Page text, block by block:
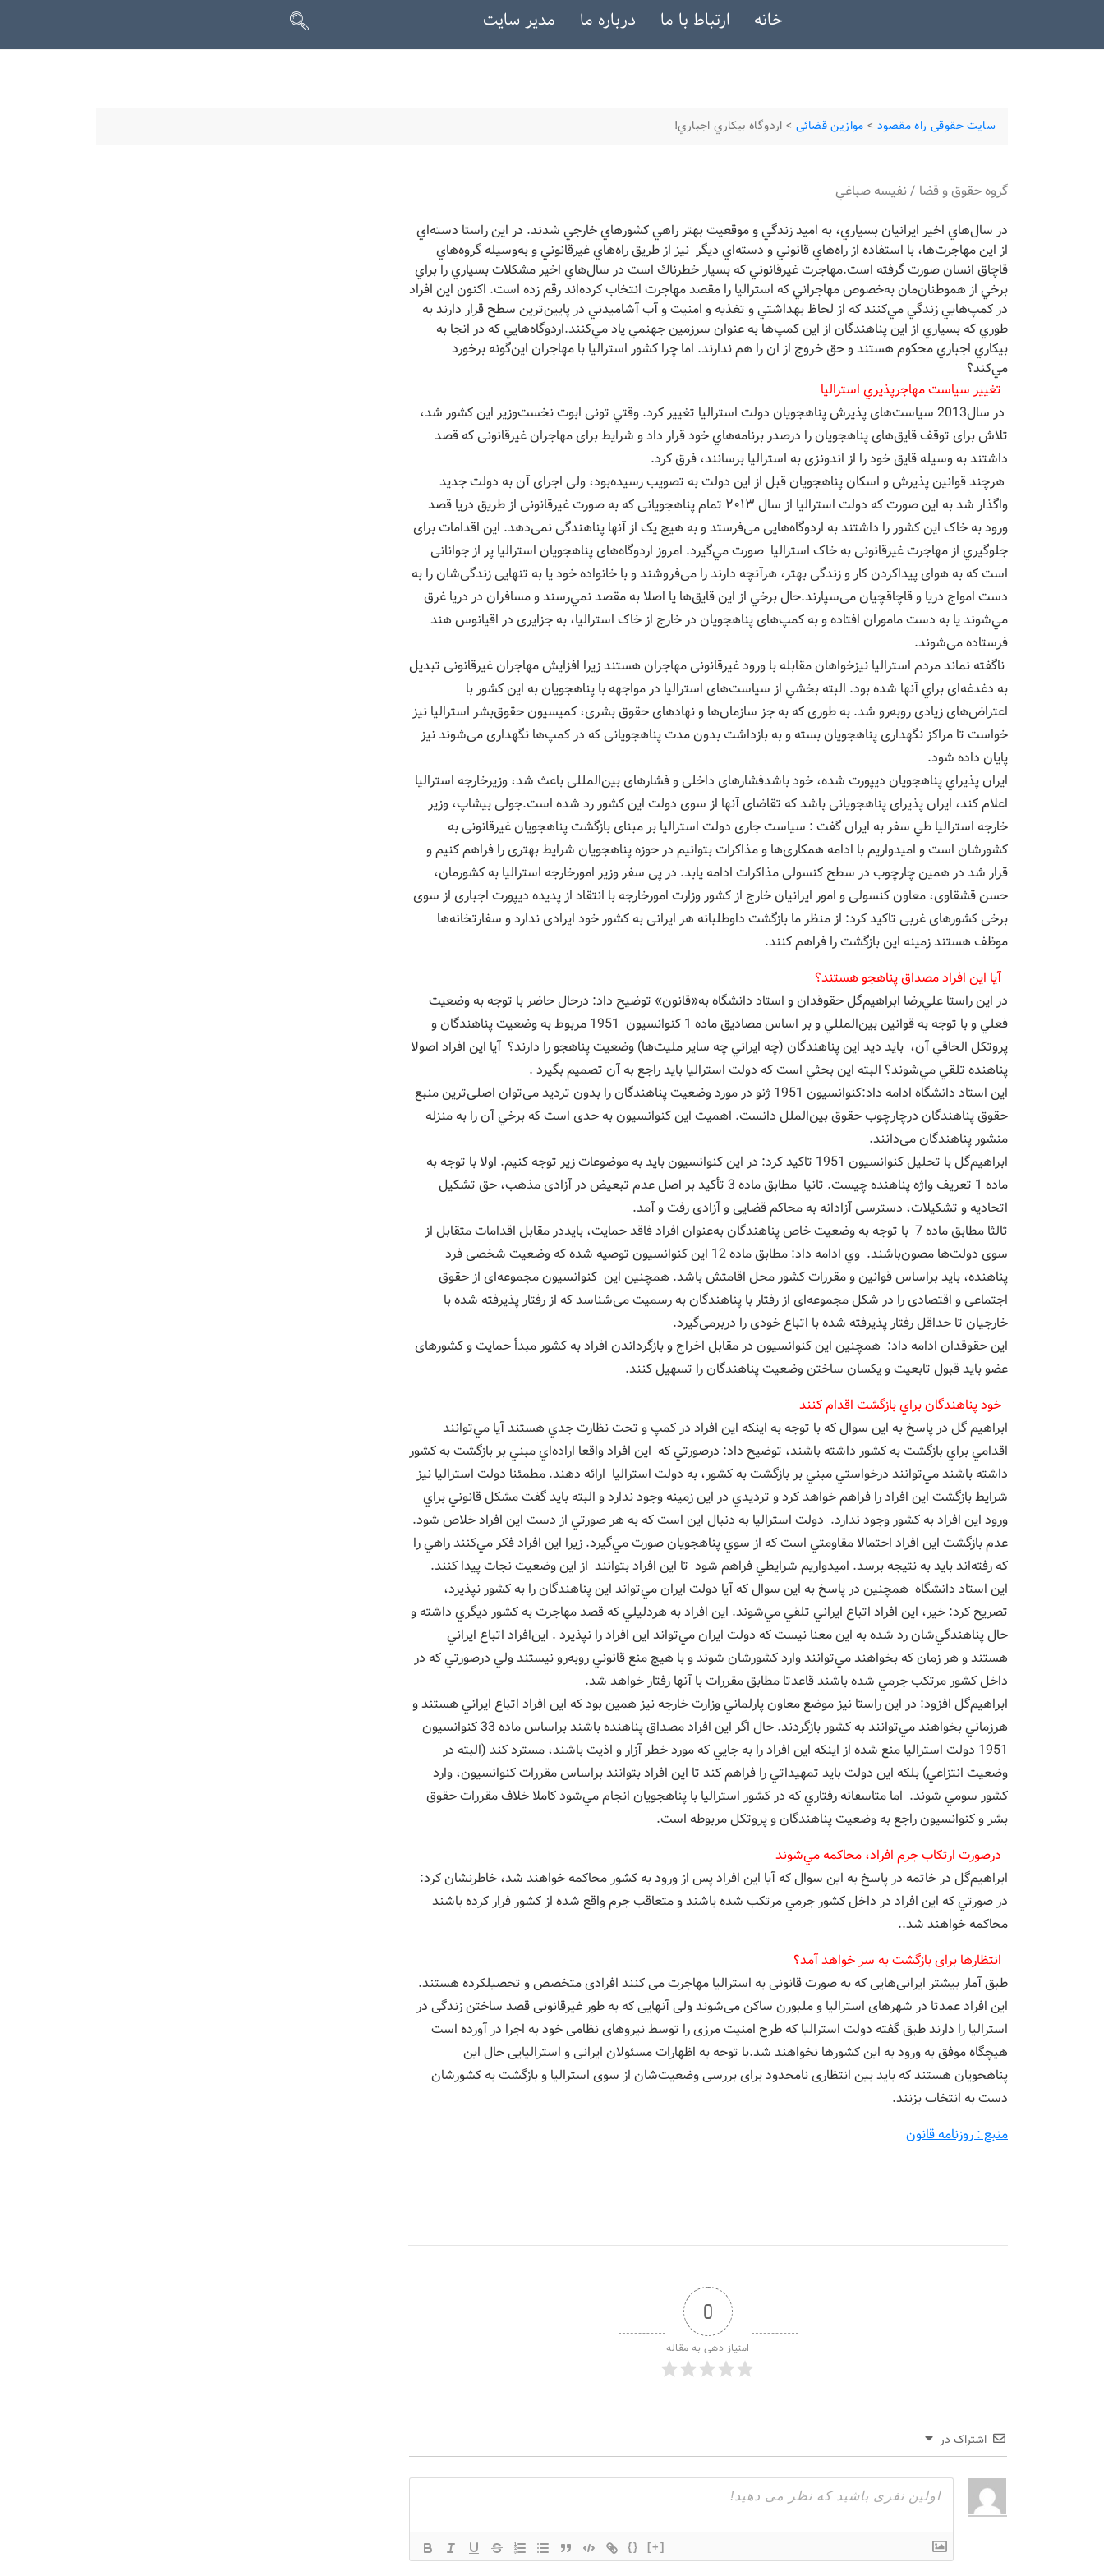
خانه ارتباط با ما درباره ما مدیر سایت
سایت حقوقی راه مقصود > موازین قضائی > اردوگاه بيكاري اجباري!
گروه حقوق و قضا / نفيسه صباغي
در سال‌هاي اخير ايرانيان بسياري، به اميد زندگي و موقعيت بهتر راهي كشورهاي خارجي شدند. در اين راستا دسته‌اي
از اين مهاجرت‌ها، با استفاده از راه‌هاي قانوني و دسته‌اي ديگر نيز از طريق راه‌هاي غيرقانوني و به‌وسيله گروه‌هاي
قاچاق انسان صورت گرفته است.مهاجرت غيرقانوني كه بسيار خطرناك است در سال‌هاي اخير مشكلات بسياري را براي
برخي از هموطنان‌مان به‌خصوص مهاجراني كه استراليا را مقصد مهاجرت انتخاب كرده‌اند رقم زده است. اكنون اين افراد
در كمپ‌هايي زندگي مي‌كنند كه از لحاظ بهداشتي و تغذيه و امنيت و آب آشاميدني در پايين‌ترين سطح قرار دارند به
طوري كه بسياري از اين پناهندگان از اين كمپ‌ها به عنوان سرزمين جهنمي‌ ياد مي‌كنند.اردوگاه‌هايي كه در انجا به
بيكاري اجباري محكوم هستند و حق خروج از ان را هم ندارند. اما چرا كشور استراليا با مهاجران اين‌گونه برخورد
مي‌كند؟
تغيير سياست مهاجر‌پذيري استراليا
در سال2013 سیاست‌های پذیرش پناهجویان دولت استرالیا تغيير كرد. وقتي تونی ابوت نخست‌وزیر این کشور شد،
تلاش برای توقف قایق‌های پناهجویان را درصدر برنامه‌هاي خود قرار داد و شرایط برای مهاجران غیرقانونی که قصد
داشتند به وسیله قایق خود را از اندونزی به استرالیا برسانند، فرق کرد.
هرچند قوانین پذیرش و اسکان پناهجویان قبل از این دولت به تصویب رسیده‌بود، ولی اجرای آن به دولت جديد
واگذار شد به این صورت که دولت استرالیا از سال ۲۰۱۳ تمام پناهجویانی که به صورت غیرقانونی از طریق دریا قصد
ورود به خاک این کشور را داشتند به اردوگاه‌هایی می‌فرستد و به هیچ یک از آنها پناهندگی نمی‌دهد. این اقدامات برای
جلوگيري از مهاجرت غیرقانونی به خاک استرالیا صورت مي‌گيرد. امروز اردوگاه‌های پناهجویان استراليا پر از جوانانی
است که به هوای پیداکردن کار و زندگی بهتر، هرآنچه دارند را می‌فروشند و با خانواده خود یا به تنهایی زندگی‌شان را به
دست امواج دریا و قاچاقچیان می‌سپارند.حال برخي از اين قايق‌ها يا اصلا به مقصد نمي‌رسند و مسافران در دريا غرق
مي‌شوند یا به دست ماموران افتاده و به کمپ‌های پناهجویان در خارج از خاک استرالیا، به جزایری در اقیانوس هند
فرستاده می‌شوند.
ناگفته نماند مردم استراليا نيزخواهان مقابله با ورود غیرقانونی مهاجران هستند زیرا افزايش مهاجران غیرقانونی تبدیل
به دغدغه‌ای براي آنها شده بود. البته بخشي از سیاست‌های استرالیا در مواجهه با پناهجویان به این کشور با
اعتراض‌های زیادی روبه‌رو شد. به طوری که به جز سازمان‌ها و نهادهای حقوق بشری، کمیسیون حقوق‌بشر استرالیا نیز
خواست تا مراکز نگهداری پناهجویان بسته و به بازداشت بدون مدت پناهجویانی که در کمپ‌ها نگهداری می‌شوند نیز
پایان داده شود.
ايران پذيراي پناهجويان ديپورت شده، خود باشدفشارهای داخلی و فشارهای بین‌المللی باعث شد، وزیرخارجه استرالیا
اعلام کند، ایران پذیرای پناهجویانی باشد که تقاضای آنها از سوی دولت این کشور رد شده است.جولی بیشاپ، وزیر
خارجه استرالیا طي سفر به ايران گفت : سیاست جاری دولت استرالیا بر مبنای بازگشت پناهجویان غیرقانونی به
کشورشان است و امیدواریم با ادامه همکاری‌ها و مذاکرات بتوانیم در حوزه پناهجویان شرایط بهتری را فراهم کنیم و
قرار شد در همین چارچوب در سطح کنسولی مذاکرات ادامه یابد. در پی سفر وزیر امورخارجه استرالیا به کشورمان،
حسن قشقاوی، معاون کنسولی و امور ایرانیان خارج از کشور وزارت امورخارجه با انتقاد از پدیده دیپورت اجباری از سوی
برخی کشورهای غربی تاکید کرد: از منظر ما بازگشت داوطلبانه هر ایرانی به کشور خود ایرادی ندارد و سفارتخانه‌ها
موظف هستند زمینه این بازگشت را فراهم کنند.
آيا اين افراد مصداق پناهجو هستند؟
در اين راستا علي‌رضا ابراهيم‌گل حقوقدان و استاد دانشگاه به‌«قانون» توضيح داد: درحال حاضر با توجه به وضعيت
فعلي و با توجه به قوانين بين‌المللي و بر اساس مصاديق ماده 1 كنوانسيون 1951 مربوط به وضعيت پناهندگان و
پروتكل الحاقي آن، بايد ديد اين پناهندگان (چه ايراني چه ساير مليت‌ها) وضعيت پناهجو را دارند؟ آيا اين افراد اصولا
پناهنده تلقي ‌مي‌شوند؟ البته اين بحثي است كه دولت استراليا بايد راجع به آن تصميم بگيرد .
اين استاد دانشگاه ادامه داد:کنوانسیون 1951 ژنو در مورد وضعیت پناهندگان را بدون تردید می‌توان اصلی‌ترین منبع
حقوق پناهندگان درچارچوب حقوق بین‌الملل دانست. اهمیت این کنوانسیون به حدی است که برخي آن را به منزله
منشور پناهندگان می‌دانند.
ابراهيم‌گل با تحلیل کنوانسیون 1951 تاكيد كرد: در اين كنوانسيون بايد به موضوعات زير توجه كنيم. اولا با توجه به
ماده 1 تعریف واژه پناهنده چيست. ثانيا مطابق ماده 3 تأکید بر اصل عدم تبعیض در آزادی مذهب، حق تشکیل
اتحادیه و تشکیلات، دسترسی آزادانه به محاکم قضایی و آزادی رفت و آمد.
ثالثا مطابق ماده 7 با توجه به وضعیت خاص پناهندگان به‌عنوان افراد فاقد حمایت، بايددر مقابل اقدامات متقابل از
سوی دولت‌ها مصون‌باشند. وي ادامه داد: مطابق ماده 12 اين کنوانسیون توصیه شده که وضعیت شخصی فرد
پناهنده، باید براساس قوانین و مقررات کشور محل اقامتش باشد. همچنين اين کنوانسیون مجموعه‌ای از حقوق
اجتماعی و اقتصادی را در شکل مجموعه‌ای از رفتار با پناهندگان به رسمیت می‌شناسد که از رفتار پذیرفته شده با
خارجیان تا حداقل رفتار پذیرفته شده با اتباع خودی را دربرمی‌گیرد.
اين حقوقدان ادامه داد: همچنين اين كنوانسيون در مقابل اخراج و بازگرداندن افراد به کشور مبدأ حمایت و کشورهای
عضو باید قبول تابعیت و یکسان ساختن وضعیت پناهندگان را تسهیل كنند.
خود پناهندگان براي بازگشت اقدام كنند
ابراهيم گل در پاسخ به اين سوال كه با توجه به اينكه اين افراد در كمپ و تحت نظارت جدي هستند آيا مي‌توانند
اقدامي براي بازگشت به كشور داشته باشند، توضيح داد: درصورتي كه اين افراد واقعا اراده‌اي مبني بر بازگشت به كشور
داشته باشند مي‌توانند درخواستي مبني بر بازگشت به كشور، به دولت استراليا ارائه دهند. مطمئنا دولت استراليا نيز
شرايط بازگشت اين افراد را فراهم خواهد كرد و ترديدي در اين زمينه وجود ندارد و البته بايد گفت مشكل قانوني براي
ورود اين افراد به كشور وجود ندارد. دولت استراليا به دنبال اين است كه به هر صورتي از دست اين افراد خلاص شود.
عدم بازگشت اين افراد احتمالا مقاومتي است كه از سوي پناهجويان صورت مي‌گيرد. زيرا اين افراد فكر مي‌كنند راهي را
كه رفته‌اند بايد به نتيجه برسد. اميدواريم شرايطي فراهم شود تا اين افراد بتوانند از اين وضعيت نجات پيدا كنند.
اين استاد دانشگاه همچنين در پاسخ به اين سوال كه آيا دولت ايران مي‌تواند اين پناهندگان را به كشور نپذيرد،
تصريح كرد: خير، اين افراد اتباع ايراني تلقي مي‌شوند. اين افراد به هردليلي كه قصد مهاجرت به كشور ديگري داشته و
حال پناهندگي‌شان رد شده به اين معنا نيست كه دولت ايران مي‌تواند اين افراد را نپذيرد . اين‌افراد اتباع ايراني
هستند و هر زمان كه بخواهند مي‌توانند وارد كشورشان شوند و با هيچ منع قانوني روبه‌رو نيستند ولي درصورتي كه در
داخل كشور مرتكب جرمي شده باشند قاعدتا مطابق مقررات با آنها رفتار خواهد شد.
ابراهيم‌گل افزود: در اين راستا نيز موضع معاون پارلماني وزارت خارجه نيز همين بود كه اين افراد اتباع ايراني هستند و
هرزماني بخواهند مي‌توانند به كشور بازگردند. حال اگر اين افراد مصداق پناهنده باشند براساس ماده 33 كنوانسيون
1951 دولت استراليا منع شده از اينكه اين افراد را به جايي كه مورد خطر آزار و اذيت باشند، ‌مسترد كند (البته در
وضعيت انتزاعي) بلكه اين دولت بايد تمهيداتي را فراهم كند تا اين افراد بتوانند براساس مقررات كنوانسيون، وارد
كشور سومي شوند. اما متاسفانه رفتاري كه در كشور استراليا با پناهجويان انجام مي‌شود كاملا خلاف مقررات حقوق
بشر و كنوانسيون راجع به وضعيت پناهندگان و پروتكل مربوطه است.
درصورت ارتكاب جرم افراد، محاكمه مي‌شوند
ابراهيم‌گل در خاتمه در پاسخ به اين سوال كه آيا اين افراد پس از ورود به كشور محاكمه خواهند شد، خاطرنشان كرد:
در صورتي كه اين افراد در داخل كشور جرمي مرتكب شده باشند و متعاقب جرم واقع شده از كشور فرار كرده باشند
محاكمه خواهند شد..
انتظارها برای بازگشت به سر خواهد آمد؟
طبق آمار بیشتر ایرانی‌هایی که به صورت قانونی به استرالیا مهاجرت می کنند افرادی متخصص و تحصیلکرده هستند.
این افراد عمدتا در شهرهای استرالیا و ملبورن ساکن می‌شوند ولی آنهایی که به طور غیرقانونی قصد ساختن زندگی در
استرالیا را دارند طبق گفته دولت استرالیا که طرح امنیت مرزی را توسط نیروهای نظامی خود به اجرا در آورده است
هیچگاه موفق به ورود به این کشورها نخواهند شد.با توجه به اظهارات مسئولان ایرانی و استرالیایی حال این
پناهجویان هستند که باید بین انتظاری نامحدود برای بررسی وضعیت‌شان از سوی استرالیا و بازگشت به کشورشان
دست به انتخاب بزنند.
منبع : روزنامه قانون
0
امتیاز دهی به مقاله
اشتراک در
{} [+]